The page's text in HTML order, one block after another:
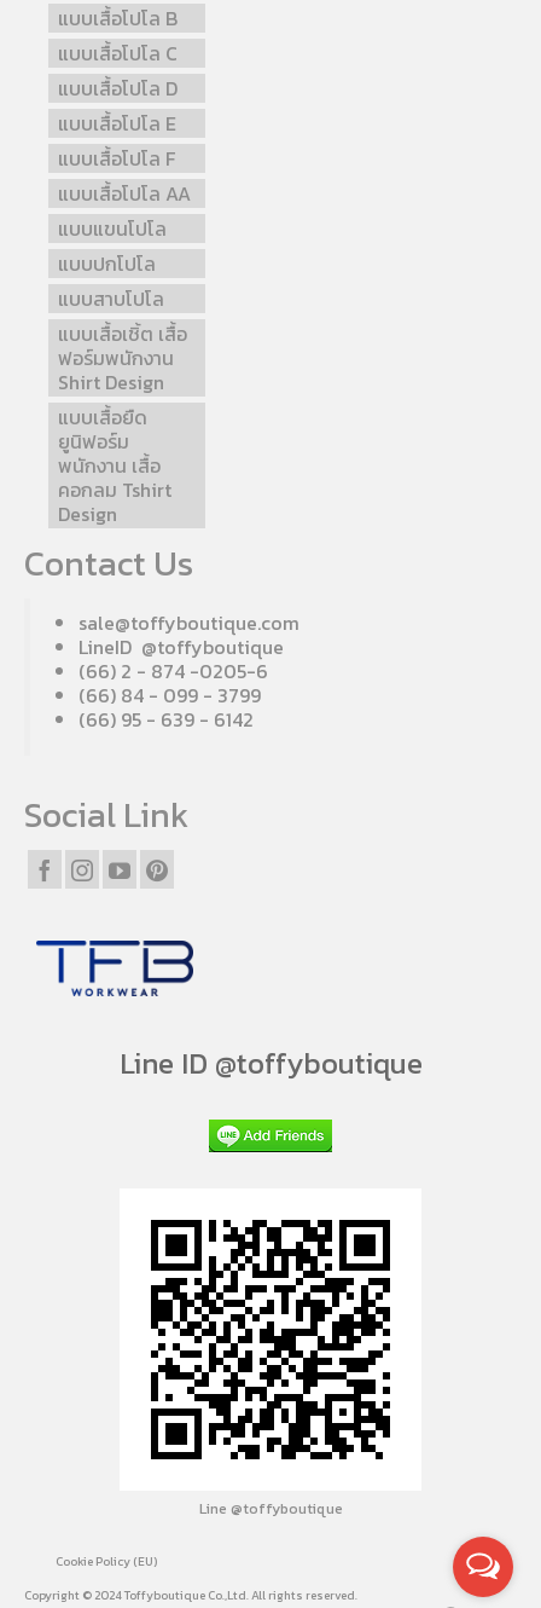
แบบเสื้อโปโล B
แบบเสื้อโปโล C
แบบเสื้อโปโล D
แบบเสื้อโปโล E
แบบเสื้อโปโล F
แบบเสื้อโปโล AA
แบบแขนโปโล
แบบปกโปโล
แบบสาบโปโล
แบบเสื้อเชิ้ต เสื้อ
ฟอร์มพนักงาน
Shirt Design
แบบเสื้อยืด
ยูนิฟอร์ม
พนักงาน เสื้อ
คอกลม Tshirt
Design
Contact Us
sale@toffyboutique.com
LineID @toffyboutique
(66) 2 - 874 -0205-6
(66) 84 - 099 - 3799
(66) 95 - 639 - 6142
Social Link
Line ID @toffyboutique
Line @toffyboutique
Cookie Policy (EU)
Copyright © 2024 Toffyboutique Co.,Ltd. All rights reserved.